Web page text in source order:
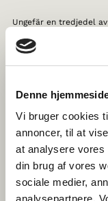
Denne
Vi bruger cookies
annoncer, til at
at analysere vores
din brug af vores
sociale medier,
analysepartnere.
Ungefär en tredjedel
dag, men där har vi
att nå ut till